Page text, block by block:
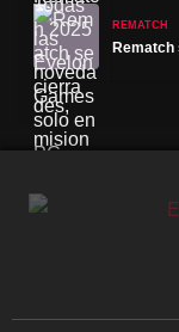
REMATCH
Rematch